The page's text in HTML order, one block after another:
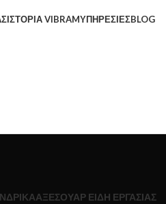
ΙΣΤΟΡΊΑ VIBRAMΥΠΗΡΕΣΙΕΣBLOG
ΑΞΕΣΟΥΆΡ ΕΊΔΗ ΕΡΓΑΣΊΑΣ